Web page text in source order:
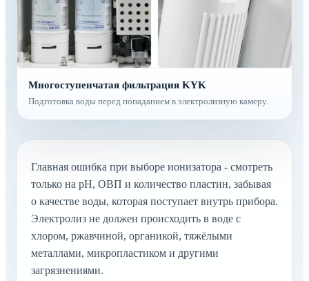
Многоступенчатая фильтрация KYK
Подготовка воды перед попаданием в электролизную камеру.
Главная ошибка при выборе ионизатора - смотреть
только на pH, ОВП и количество пластин, забывая
о качестве воды, которая поступает внутрь прибора.
Электролиз не должен происходить в воде с
хлором, ржавчиной, органикой, тяжёлыми
металлами, микропластиком и другими
загрязнениями.